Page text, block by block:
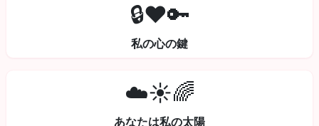
🔒❤️🔑
私の心の鍵
☁️☀️🌈
あなたは私の太陽